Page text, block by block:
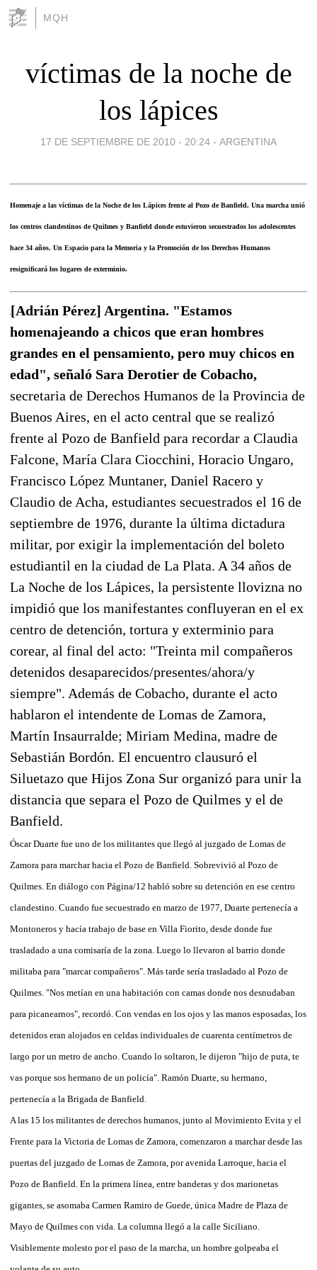
MQH
víctimas de la noche de
los lápices
17 DE SEPTIEMBRE DE 2010 - 20:24 - ARGENTINA
Homenaje a las víctimas de la Noche de los Lápices frente al Pozo de Banfield. Una marcha unió
los centros clandestinos de Quilmes y Banfield donde estuvieron secuestrados los adolescentes
hace 34 años. Un Espacio para la Memoria y la Promoción de los Derechos Humanos
resignificará los lugares de exterminio.
[Adrián Pérez] Argentina. "Estamos
homenajeando a chicos que eran hombres
grandes en el pensamiento, pero muy chicos en
edad", señaló Sara Derotier de Cobacho,
secretaria de Derechos Humanos de la Provincia de
Buenos Aires, en el acto central que se realizó
frente al Pozo de Banfield para recordar a Claudia
Falcone, María Clara Ciocchini, Horacio Ungaro,
Francisco López Muntaner, Daniel Racero y
Claudio de Acha, estudiantes secuestrados el 16 de
septiembre de 1976, durante la última dictadura
militar, por exigir la implementación del boleto
estudiantil en la ciudad de La Plata. A 34 años de
La Noche de los Lápices, la persistente llovizna no
impidió que los manifestantes confluyeran en el ex
centro de detención, tortura y exterminio para
corear, al final del acto: "Treinta mil compañeros
detenidos desaparecidos/presentes/ahora/y
siempre". Además de Cobacho, durante el acto
hablaron el intendente de Lomas de Zamora,
Martín Insaurralde; Miriam Medina, madre de
Sebastián Bordón. El encuentro clausuró el
Siluetazo que Hijos Zona Sur organizó para unir la
distancia que separa el Pozo de Quilmes y el de
Banfield.
Óscar Duarte fue uno de los militantes que llegó al juzgado de Lomas de
Zamora para marchar hacia el Pozo de Banfield. Sobrevivió al Pozo de
Quilmes. En diálogo con Página/12 habló sobre su detención en ese centro
clandestino. Cuando fue secuestrado en marzo de 1977, Duarte pertenecía a
Montoneros y hacía trabajo de base en Villa Fiorito, desde donde fue
trasladado a una comisaría de la zona. Luego lo llevaron al barrio donde
militaba para "marcar compañeros". Más tarde sería trasladado al Pozo de
Quilmes. "Nos metían en una habitación con camas donde nos desnudaban
para picanearnos", recordó. Con vendas en los ojos y las manos esposadas, los
detenidos eran alojados en celdas individuales de cuarenta centímetros de
largo por un metro de ancho. Cuando lo soltaron, le dijeron "hijo de puta, te
vas porque sos hermano de un policía". Ramón Duarte, su hermano,
pertenecía a la Brigada de Banfield.
A las 15 los militantes de derechos humanos, junto al Movimiento Evita y el
Frente para la Victoria de Lomas de Zamora, comenzaron a marchar desde las
puertas del juzgado de Lomas de Zamora, por avenida Larroque, hacia el
Pozo de Banfield. En la primera línea, entre banderas y dos marionetas
gigantes, se asomaba Carmen Ramiro de Guede, única Madre de Plaza de
Mayo de Quilmes con vida. La columna llegó a la calle Siciliano.
Visiblemente molesto por el paso de la marcha, un hombre golpeaba el